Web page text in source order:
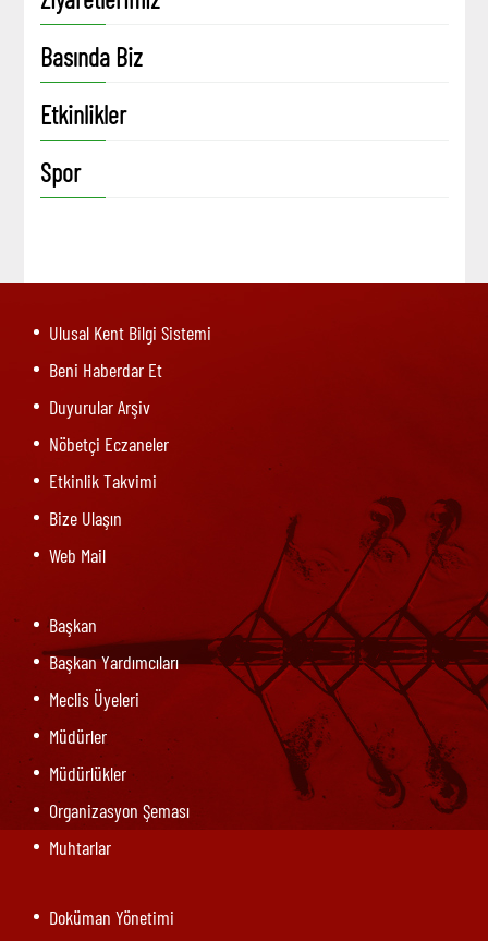
Basında Biz
Etkinlikler
Spor
Ulusal Kent Bilgi Sistemi
Beni Haberdar Et
Duyurular Arşiv
Nöbetçi Eczaneler
Etkinlik Takvimi
Bize Ulaşın
Web Mail
Başkan
Başkan Yardımcıları
Meclis Üyeleri
Müdürler
Müdürlükler
Organizasyon Şeması
Muhtarlar
Doküman Yönetimi